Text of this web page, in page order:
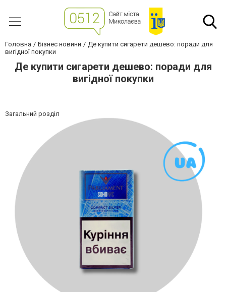
Головна Бізнес новини
Де купити сигарети дешево: поради для
вигідної покупки
Де купити сигарети дешево: поради для
вигідної покупки
Загальний розділ